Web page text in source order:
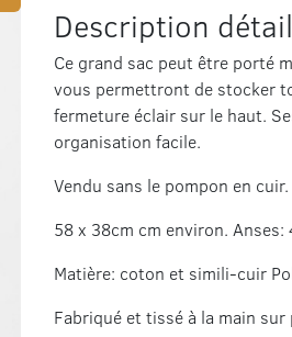
Description
Ce grand sac peut être porté
vous permettront de stocker
fermeture éclair sur le haut.
organisation facile.
Vendu sans le pompon en cuir.
58 x 38cm cm environ. Anses:
Matière: coton et simili-cuir
Fabriqué et tissé à la main